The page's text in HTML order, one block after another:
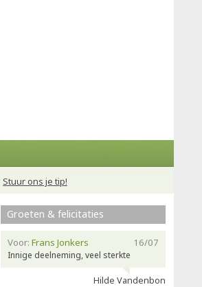
Stuur ons je tip!
Groeten & felicitaties
16/07
Voor: Frans Jonkers
Innige deelneming, veel sterkte
Hilde Vandenbon